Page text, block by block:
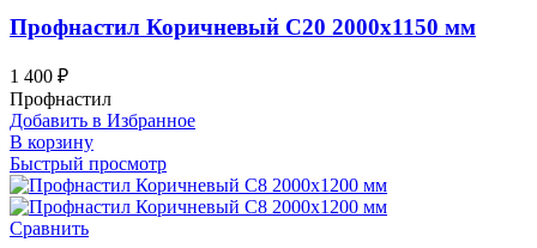
Профнастил Коричневый С20 2000х1150 мм
1 400 ₽
Профнастил
Добавить в Избранное
В корзину
Быстрый просмотр
Сравнить